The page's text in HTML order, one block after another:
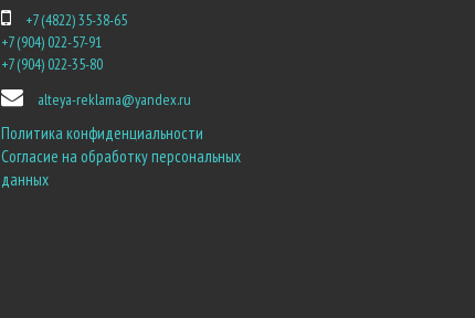
+7 (4822) 35-38-65
+7 (904) 022-57-91
+7 (904) 022-35-80
alteya-reklama@yandex.ru
Политика конфиденциальности
Согласие на обработку персональных
данных